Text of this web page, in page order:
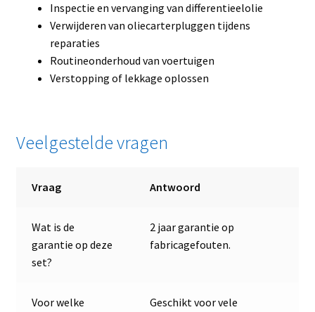
Inspectie en vervanging van differentieelolie
Verwijderen van oliecarterpluggen tijdens
reparaties
Routineonderhoud van voertuigen
Verstopping of lekkage oplossen
Veelgestelde vragen
Vraag Antwoord
Wat is de
garantie op deze
set?
2 jaar garantie op
fabricagefouten.
Voor welke
Geschikt voor vele